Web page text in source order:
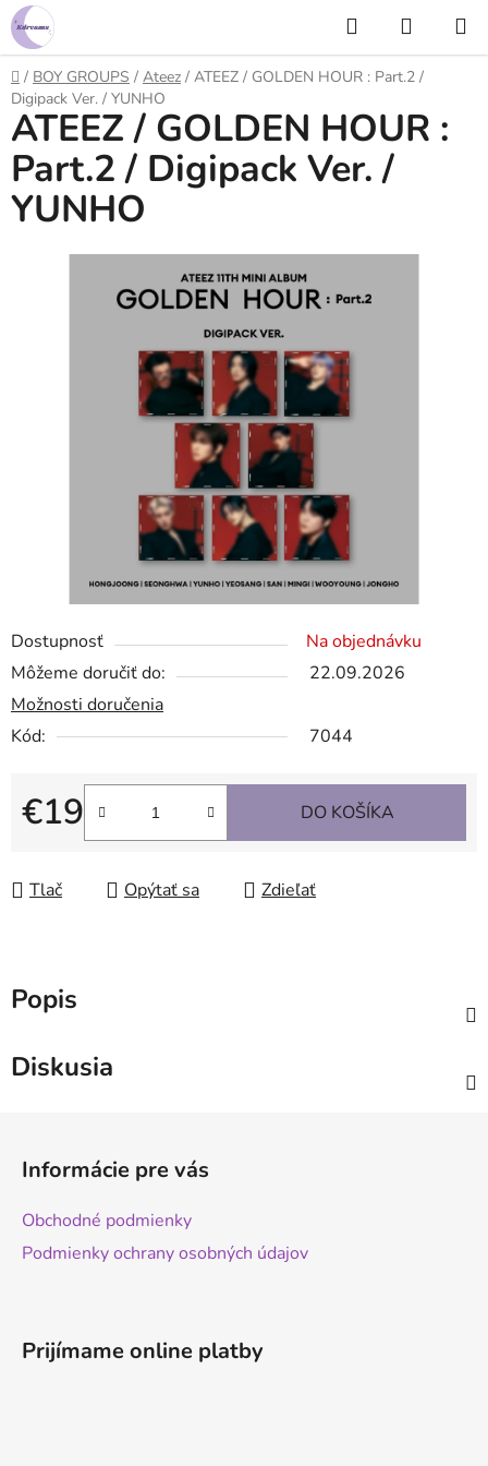
Prejsť
na
obsah
Hľadať
KOŠÍK
Domov
/ BOY GROUPS / Ateez / ATEEZ / GOLDEN HOUR : Part.2 /
Digipack Ver. / YUNHO
Dostupnosť
Na objednávku
Môžeme doručiť do:
22.09.2026
Možnosti doručenia
Kód:
7044
€19
Jednotková cena:
DO KOŠÍKA
Tlač Opýtať sa Zdieľať
ATEEZ / GOLDEN HOUR :
Part.2 / Digipack Ver. /
YUNHO
Popis
Diskusia
Informácie pre vás
Obchodné podmienky
Podmienky ochrany osobných údajov
Prijímame online platby